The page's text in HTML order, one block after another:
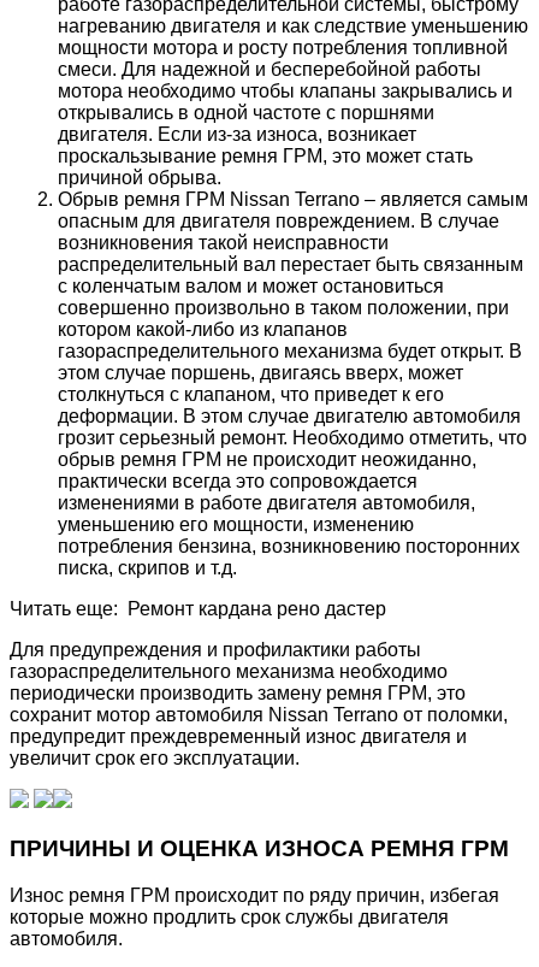
работе газораспределительной системы, быстрому
нагреванию двигателя и как следствие уменьшению
мощности мотора и росту потребления топливной
смеси. Для надежной и бесперебойной работы
мотора необходимо чтобы клапаны закрывались и
открывались в одной частоте с поршнями
двигателя. Если из-за износа, возникает
проскальзывание ремня ГРМ, это может стать
причиной обрыва.
Обрыв ремня ГРМ Nissan Terrano – является самым
опасным для двигателя повреждением. В случае
возникновения такой неисправности
распределительный вал перестает быть связанным
с коленчатым валом и может остановиться
совершенно произвольно в таком положении, при
котором какой-либо из клапанов
газораспределительного механизма будет открыт. В
этом случае поршень, двигаясь вверх, может
столкнуться с клапаном, что приведет к его
деформации. В этом случае двигателю автомобиля
грозит серьезный ремонт. Необходимо отметить, что
обрыв ремня ГРМ не происходит неожиданно,
практически всегда это сопровождается
изменениями в работе двигателя автомобиля,
уменьшению его мощности, изменению
потребления бензина, возникновению посторонних
писка, скрипов и т.д.
Читать еще: Ремонт кардана рено дастер
Для предупреждения и профилактики работы
газораспределительного механизма необходимо
периодически производить замену ремня ГРМ, это
сохранит мотор автомобиля Nissan Terrano от поломки,
предупредит преждевременный износ двигателя и
увеличит срок его эксплуатации.
ПРИЧИНЫ И ОЦЕНКА ИЗНОСА РЕМНЯ ГРМ
Износ ремня ГРМ происходит по ряду причин, избегая
которые можно продлить срок службы двигателя
автомобиля.